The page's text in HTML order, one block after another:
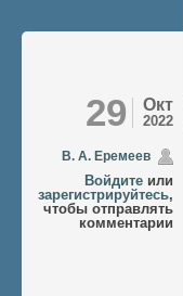
29 Окт
2022
В. А. Еремеев
Войдите или
зарегистрируйтесь,
чтобы отправлять
комментарии